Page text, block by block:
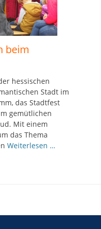
beim
hessischen
Stadt im
das Stadtfest
gemütlichen
Mit einem
das Thema
Weiterlesen …